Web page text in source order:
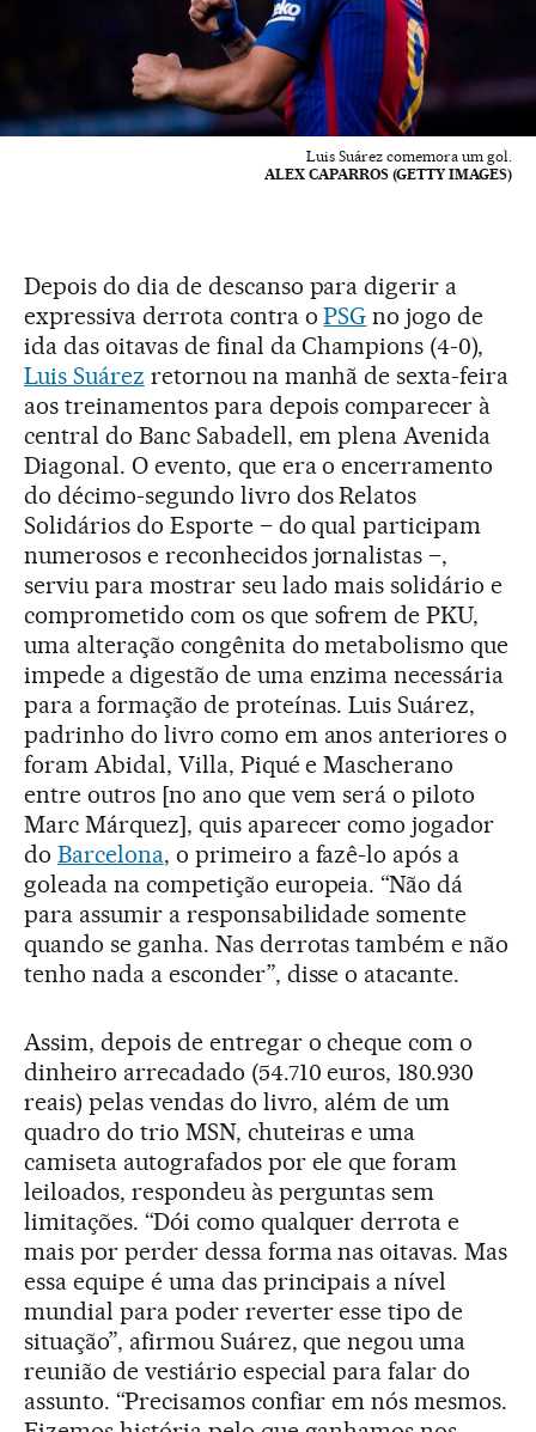
Luis Suárez comemora um gol.
ALEX CAPARROS (GETTY IMAGES)
Depois do dia de descanso para digerir a
expressiva derrota contra oPSG no jogo de
ida das oitavas de final da Champions (4-0),
Luis Suárez retornou na manhã de sexta-feira
aos treinamentos para depois comparecer à
central do Banc Sabadell, em plena Avenida
Diagonal. O evento, que era o encerramento
do décimo-segundo livro dos Relatos
Solidários do Esporte – do qual participam
numerosos e reconhecidos jornalistas –,
serviu para mostrar seu lado mais solidário e
comprometido com os que sofrem de PKU,
uma alteração congênita do metabolismo que
impede a digestão de uma enzima necessária
para a formação de proteínas. Luis Suárez,
padrinho do livro como em anos anteriores o
foram Abidal, Villa, Piqué e Mascherano
entre outros [no ano que vem será o piloto
Marc Márquez], quis aparecer como jogador
do Barcelona, o primeiro a fazê-lo após a
goleada na competição europeia. “Não dá
para assumir a responsabilidade somente
quando se ganha. Nas derrotas também e não
tenho nada a esconder”, disse o atacante.
Assim, depois de entregar o cheque com o
dinheiro arrecadado (54.710 euros, 180.930
reais) pelas vendas do livro, além de um
quadro do trio MSN, chuteiras e uma
camiseta autografados por ele que foram
leiloados, respondeu às perguntas sem
limitações. “Dói como qualquer derrota e
mais por perder dessa forma nas oitavas. Mas
essa equipe é uma das principais a nível
mundial para poder reverter esse tipo de
situação”, afirmou Suárez, que negou uma
reunião de vestiário especial para falar do
assunto. “Precisamos confiar em nós mesmos.